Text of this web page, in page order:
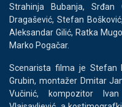
Strahinja Bubanja, Srđan
Dragašević, Stefan
Aleksandar Gilić, Ratka
Marko Pogačar.
Scenarista filma je Stefan
Grubin, montažer Dmitar
Vučinić, kompozitor